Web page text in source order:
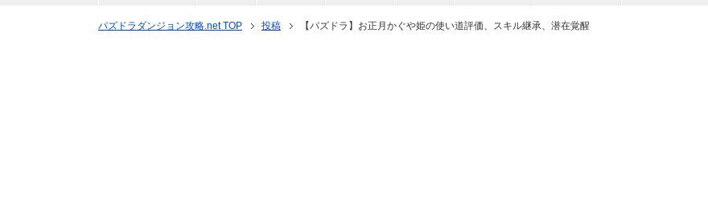
パズドラダンジョン攻略.net TOP 投稿 【パズドラ】お正月かぐや姫の使い道評価、スキル継承、潜在覚醒